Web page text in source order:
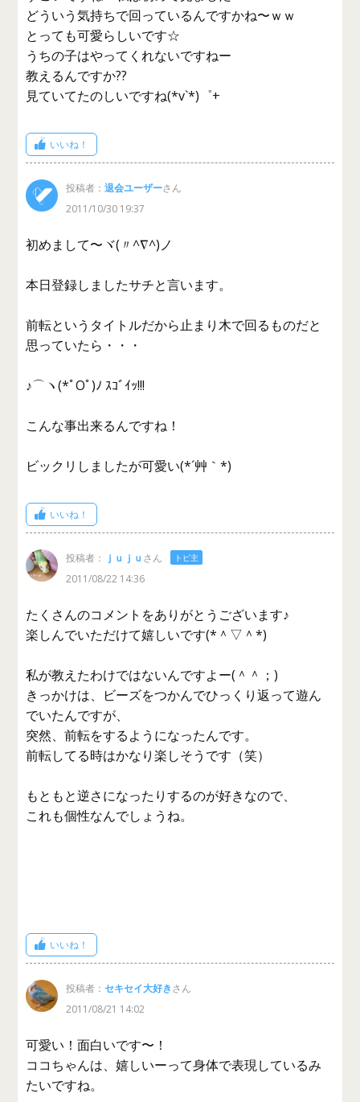
どういう気持ちで回っているんですかね〜ｗｗ
とっても可愛らしいです☆
うちの子はやってくれないですねー
教えるんですか??
見ていてたのしいですね(*v`*)゜+
いいね！
投稿者：退会ユーザーさん
2011/10/30 19:37
初めまして〜ヾ(〃^∇^)ノ
本日登録しましたサチと言います。
前転というタイトルだから止まり木で回るものだと
思っていたら・・・
♪⌒ヽ(*ﾟOﾟ)ﾉ ｽｺﾞｲｯ!!!
こんな事出来るんですね！
ビックリしましたが可愛い(*´艸｀*)
いいね！
投稿者： ｊｕｊｕ さん トピ主
2011/08/22 14:36
たくさんのコメントをありがとうございます♪
楽しんでいただけて嬉しいです(*＾▽＾*)
私が教えたわけではないんですよー(＾＾；)
きっかけは、ビーズをつかんでひっくり返って遊ん
でいたんですが、
突然、前転をするようになったんです。
前転してる時はかなり楽しそうです（笑）
もともと逆さになったりするのが好きなので、
これも個性なんでしょうね。
いいね！
投稿者：セキセイ大好きさん
2011/08/21 14:02
可愛い！面白いです〜！
ココちゃんは、嬉しいーって身体で表現しているみ
たいですね。